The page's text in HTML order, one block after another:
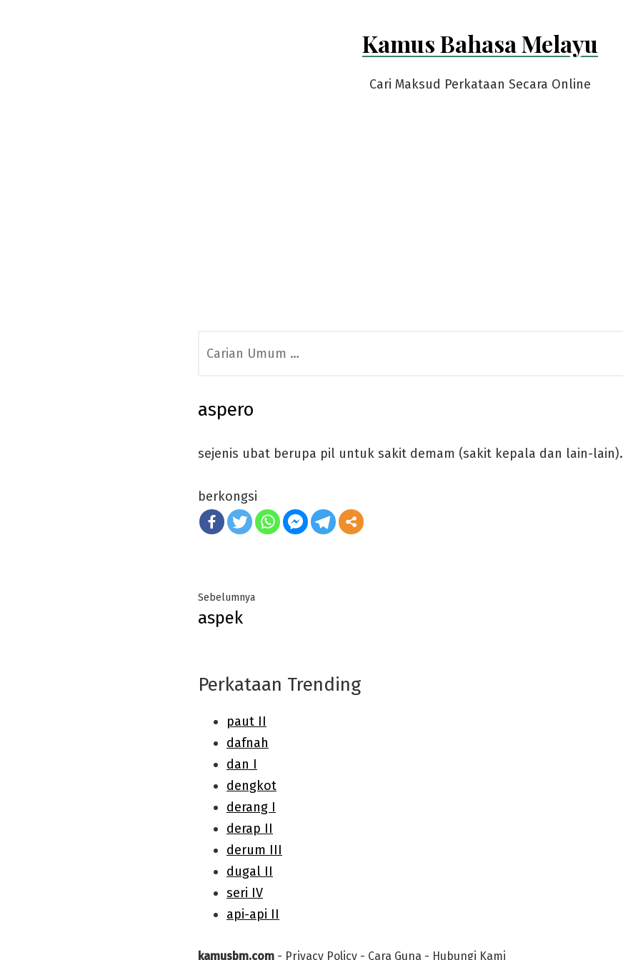
Kamus Bahasa Melayu
Cari Maksud Perkataan Secara Online
for:
aspero
sejenis ubat berupa pil untuk sakit demam (sakit kepala dan lain-lain).
berkongsi
Post
navigation
SebelumnyaPrevious
aspek
Perkataan Trending
kamusbm.com - Privacy Policy - Cara Guna - Hubungi Kami